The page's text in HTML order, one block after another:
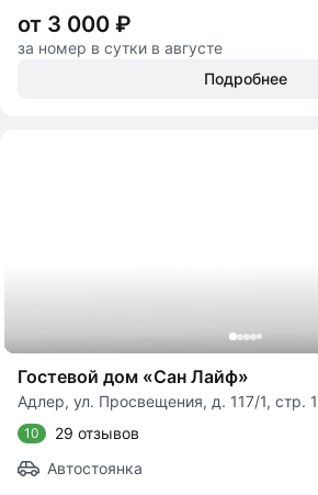
от 3 000 ₽
за номер в сутки в августе
Подробнее
Гостевой дом «Сан Лайф»
Адлер, ул. Просвещения, д. 117/1, стр. 1
10
29 отзывов
Автостоянка